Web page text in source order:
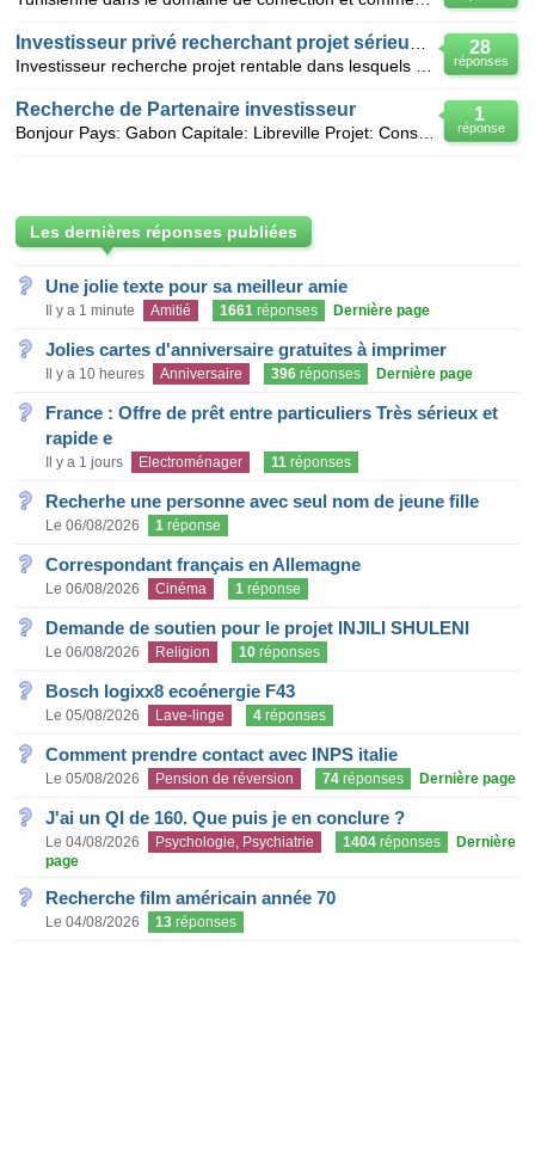
28
réponses
1
réponse
Recherche de Partenaire investisseur
Les dernières réponses publiées
Une jolie texte pour sa meilleur amie
Il y a 1 minute Amitié 1661 réponses Dernière page
Jolies cartes d'anniversaire gratuites à imprimer
Il y a 10 heures Anniversaire 396 réponses Dernière page
France : Offre de prêt entre particuliers Très sérieux et
rapide e
Il y a 1 jours Electroménager 11 réponses
Recherhe une personne avec seul nom de jeune fille
Le 06/08/2026 1 réponse
Correspondant français en Allemagne
Le 06/08/2026 Cinéma 1 réponse
Demande de soutien pour le projet INJILI SHULENI
Le 06/08/2026 Religion 10 réponses
Bosch logixx8 ecoénergie F43
Le 05/08/2026 Lave-linge 4 réponses
Comment prendre contact avec INPS italie
Le 05/08/2026 Pension de réversion 74 réponses Dernière page
J'ai un QI de 160. Que puis je en conclure ?
Le 04/08/2026 Psychologie, Psychiatrie 1404 réponses
Dernière
page
Recherche film américain année 70
Le 04/08/2026 13 réponses